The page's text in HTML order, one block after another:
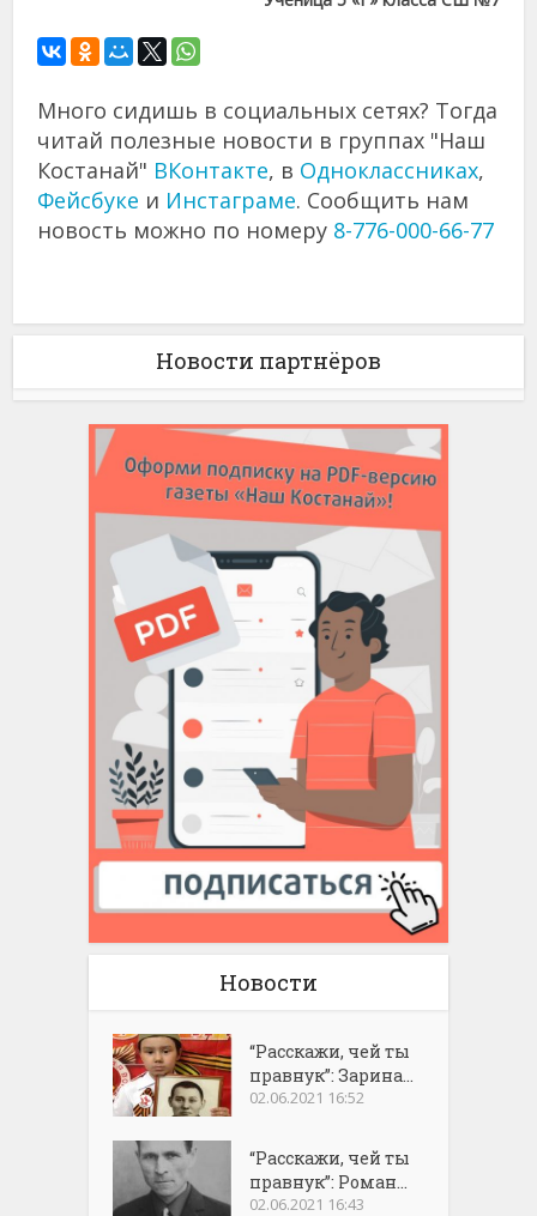
Много сидишь в социальных сетях? Тогда
читай полезные новости в группах "Наш
Костанай" ВКонтакте, в Одноклассниках,
Фейсбуке и Инстаграме. Сообщить нам
новость можно по номеру 8-776-000-66-77
Новости партнёров
Новости
“Расскажи, чей ты
правнук”: Зарина...
02.06.2021 16:52
“Расскажи, чей ты
правнук”: Роман...
02.06.2021 16:43